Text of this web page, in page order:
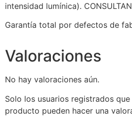
intensidad lumínica).
Garantía total por defectos de
Valoraciones
No hay valoraciones aún.
Solo los usuarios registrados
producto pueden hacer una